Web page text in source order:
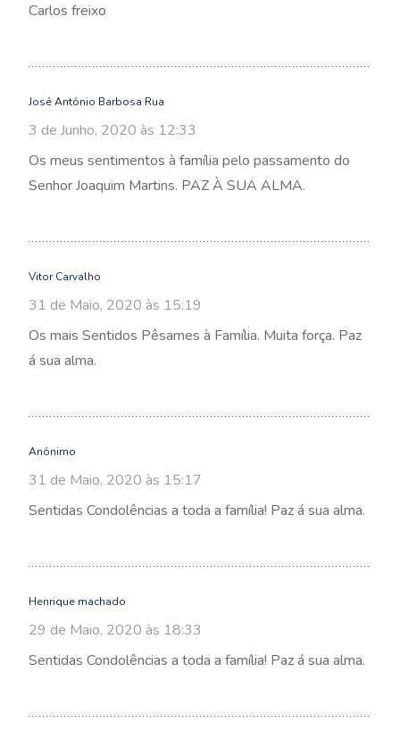
Carlos freixo
José António Barbosa Rua
3 de Junho, 2020 às 12:33
Os meus sentimentos à família pelo passamento do
Senhor Joaquim Martins. PAZ À SUA ALMA.
Vitor Carvalho
31 de Maio, 2020 às 15:19
Os mais Sentidos Pêsames à Família. Muita força. Paz
á sua alma.
Anónimo
31 de Maio, 2020 às 15:17
Sentidas Condolências a toda a família! Paz á sua alma.
Henrique machado
29 de Maio, 2020 às 18:33
Sentidas Condolências a toda a família! Paz á sua alma.